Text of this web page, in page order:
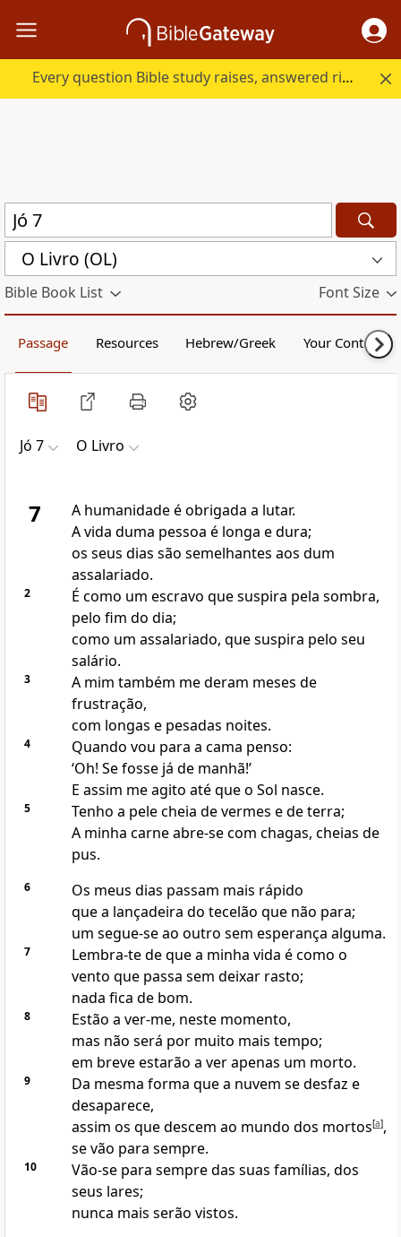
Every question Bible study raises, answered right here.
O Livro (OL)
Bible Book List Font Size
Passage Resources Hebrew/Greek Your Content
Jó 7 O Livro
7
A humanidade é obrigada a lutar.
A vida duma pessoa é longa e dura;
os seus dias são semelhantes aos dum
assalariado.
2
É como um escravo que suspira pela sombra,
pelo fim do dia;
como um assalariado, que suspira pelo seu
salário.
3
A mim também me deram meses de
frustração,
com longas e pesadas noites.
4
Quando vou para a cama penso:
‘Oh! Se fosse já de manhã!’
E assim me agito até que o Sol nasce.
5
Tenho a pele cheia de vermes e de terra;
A minha carne abre-se com chagas, cheias de
pus.
6
Os meus dias passam mais rápido
que a lançadeira do tecelão que não para;
um segue-se ao outro sem esperança alguma.
7
Lembra-te de que a minha vida é como o
vento que passa sem deixar rasto;
nada fica de bom.
8
Estão a ver-me, neste momento,
mas não será por muito mais tempo;
em breve estarão a ver apenas um morto.
9
Da mesma forma que a nuvem se desfaz e
desaparece,
assim os que descem ao mundo dos mortos[a],
se vão para sempre.
10
Vão-se para sempre das suas famílias, dos
seus lares;
nunca mais serão vistos.